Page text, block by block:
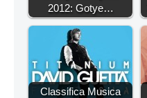
2012: Gotye…
Classifica Musica